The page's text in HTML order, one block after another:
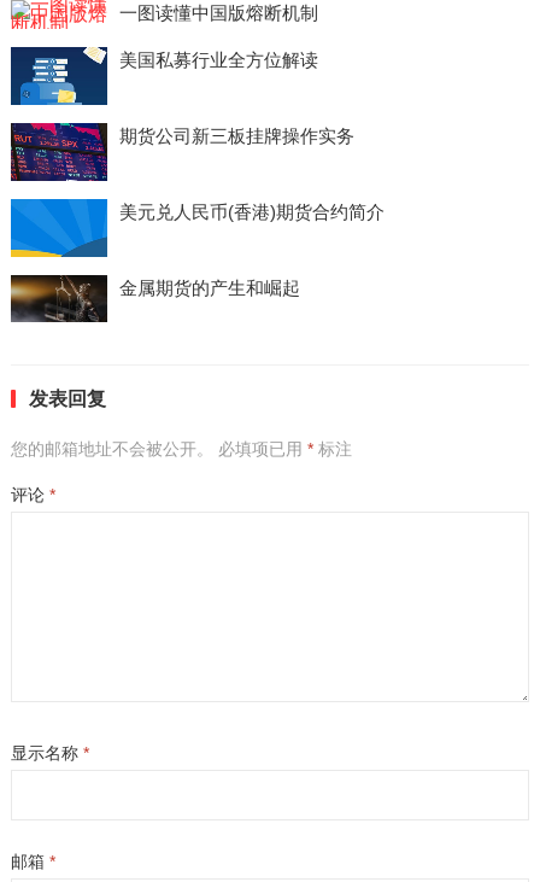
一图读懂中国版熔断机制
美国私募行业全方位解读
期货公司新三板挂牌操作实务
美元兑人民币(香港)期货合约简介
金属期货的产生和崛起
发表回复
您的邮箱地址不会被公开。 必填项已用 *标注
评论 *
显示名称 *
邮箱 *